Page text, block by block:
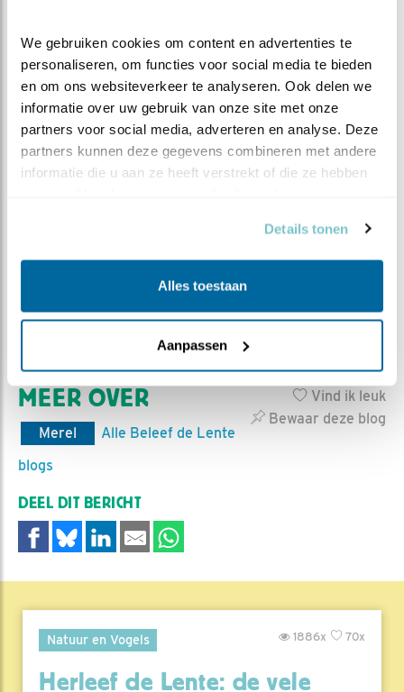
We gebruiken cookies om content en advertenties te
personaliseren, om functies voor social media te bieden
en om ons websiteverkeer te analyseren. Ook delen we
informatie over uw gebruik van onze site met onze
partners voor social media, adverteren en analyse. Deze
partners kunnen deze gegevens combineren met andere
informatie die u aan ze heeft verstrekt of die ze hebben
Details tonen
Alles toestaan
Aanpassen
startsein al gegeven, samen gaan we er een mooi
seizoen van maken, Beleef de Lente.
Vind ik leuk
Bewaar deze blog
MEER OVER
Merel
Alle Beleef de Lente
blogs
DEEL DIT BERICHT
Natuur en Vogels 70x
1886x
Herleef de Lente: de vele